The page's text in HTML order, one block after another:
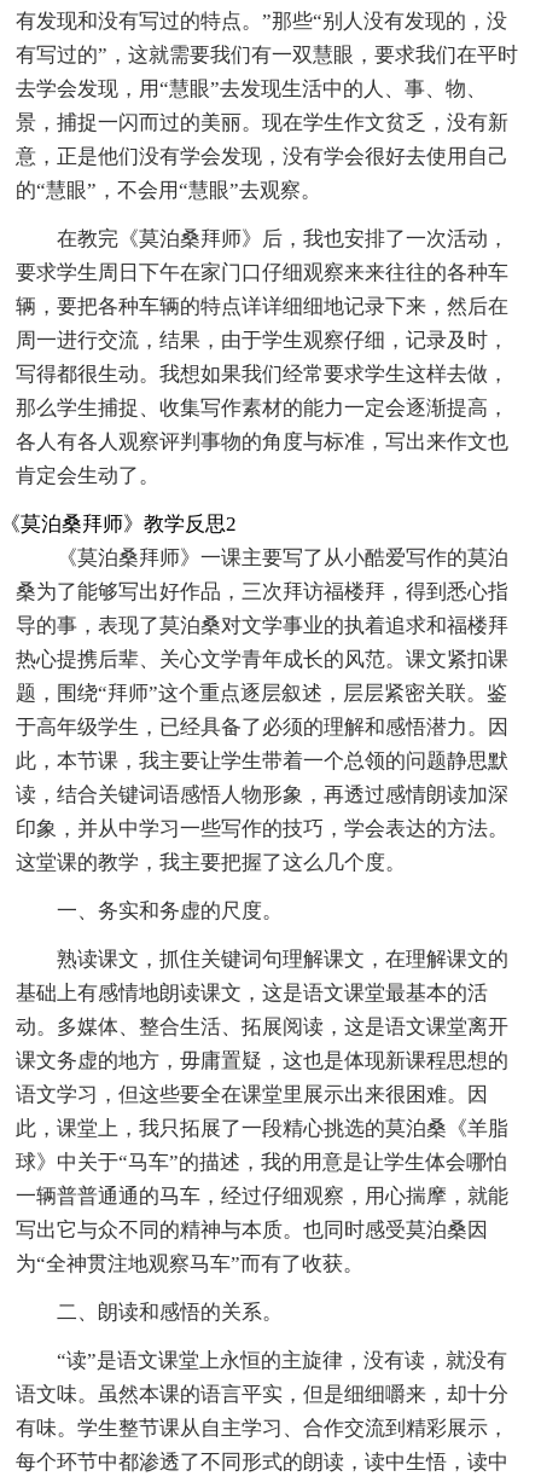
有发现和没有写过的特点。”那些“别人没有发现的，没
有写过的”，这就需要我们有一双慧眼，要求我们在平时
去学会发现，用“慧眼”去发现生活中的人、事、物、
景，捕捉一闪而过的美丽。现在学生作文贫乏，没有新
意，正是他们没有学会发现，没有学会很好去使用自己
的“慧眼”，不会用“慧眼”去观察。
在教完《莫泊桑拜师》后，我也安排了一次活动，
要求学生周日下午在家门口仔细观察来来往往的各种车
辆，要把各种车辆的特点详详细细地记录下来，然后在
周一进行交流，结果，由于学生观察仔细，记录及时，
写得都很生动。我想如果我们经常要求学生这样去做，
那么学生捕捉、收集写作素材的能力一定会逐渐提高，
各人有各人观察评判事物的角度与标准，写出来作文也
肯定会生动了。
《莫泊桑拜师》教学反思2
《莫泊桑拜师》一课主要写了从小酷爱写作的莫泊
桑为了能够写出好作品，三次拜访福楼拜，得到悉心指
导的事，表现了莫泊桑对文学事业的执着追求和福楼拜
热心提携后辈、关心文学青年成长的风范。课文紧扣课
题，围绕“拜师”这个重点逐层叙述，层层紧密关联。鉴
于高年级学生，已经具备了必须的理解和感悟潜力。因
此，本节课，我主要让学生带着一个总领的问题静思默
读，结合关键词语感悟人物形象，再透过感情朗读加深
印象，并从中学习一些写作的技巧，学会表达的方法。
这堂课的教学，我主要把握了这么几个度。
一、务实和务虚的尺度。
熟读课文，抓住关键词句理解课文，在理解课文的
基础上有感情地朗读课文，这是语文课堂最基本的活
动。多媒体、整合生活、拓展阅读，这是语文课堂离开
课文务虚的地方，毋庸置疑，这也是体现新课程思想的
语文学习，但这些要全在课堂里展示出来很困难。因
此，课堂上，我只拓展了一段精心挑选的莫泊桑《羊脂
球》中关于“马车”的描述，我的用意是让学生体会哪怕
一辆普普通通的马车，经过仔细观察，用心揣摩，就能
写出它与众不同的精神与本质。也同时感受莫泊桑因
为“全神贯注地观察马车”而有了收获。
二、朗读和感悟的关系。
“读”是语文课堂上永恒的主旋律，没有读，就没有
语文味。虽然本课的语言平实，但是细细嚼来，却十分
有味。学生整节课从自主学习、合作交流到精彩展示，
每个环节中都渗透了不同形式的朗读，读中生悟，读中